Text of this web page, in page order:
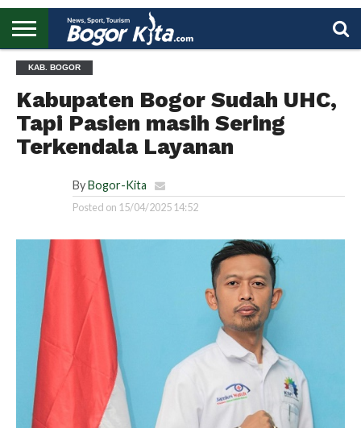
BOGOR
REGIONAL
NASIONAL
PENDIDIKAN
WISATA
OLAHRAGA
LAPORAN
PROFIL
KAB. BOGOR
Kabupaten Bogor Sudah UHC,
Tapi Pasien masih Sering
Terkendala Layanan
By Bogor-Kita
Posted on 15/04/2025 14:52